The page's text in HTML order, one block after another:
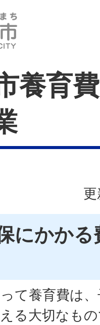
養育
にかか
て養育費は
る大切なも